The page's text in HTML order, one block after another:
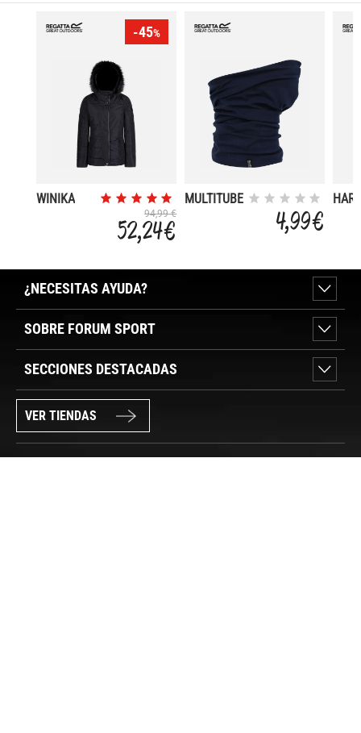
-45%
WINIKA
94,99 €
52,24 €
MULTITUBE
4,99 €
¿NECESITAS AYUDA?
SOBRE FORUM SPORT
SECCIONES DESTACADAS
VER TIENDAS